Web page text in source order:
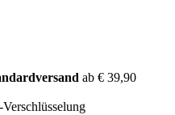
ab € 39,90